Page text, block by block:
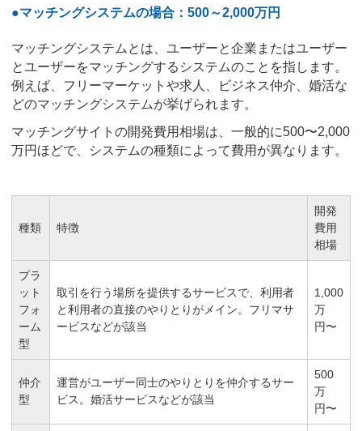
●マッチングシステムの場合：500～2,000万円
マッチングシステムとは、ユーザーと企業またはユーザー
とユーザーをマッチングするシステムのことを指します。
例えば、フリーマーケットや求人、ビジネス仲介、婚活な
どのマッチングシステムが挙げられます。
マッチングサイトの開発費用相場は、一般的に500〜2,000
万円ほどで、システムの種類によって費用が異なります。
種類 特徴
開発
費用
相場
プラ
ット
フォ
ーム
型
取引を行う場所を提供するサービスで、利用者
と利用者の直接のやりとりがメイン。フリマサ
ービスなどが該当
1,000
万
円〜
仲介
型
運営がユーザー同士のやりとりを仲介するサー
ビス。婚活サービスなどが該当
500
万
円〜